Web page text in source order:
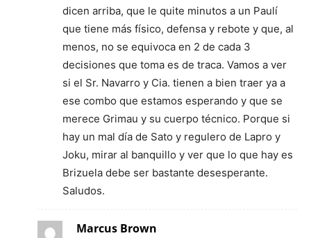
dicen arriba, que le quite minutos a un Paulí
que tiene más físico, defensa y rebote y que, al
menos, no se equivoca en 2 de cada 3
decisiones que toma es de traca. Vamos a ver
si el Sr. Navarro y Cia. tienen a bien traer ya a
ese combo que estamos esperando y que se
merece Grimau y su cuerpo técnico. Porque si
hay un mal día de Sato y regulero de Lapro y
Joku, mirar al banquillo y ver que lo que hay es
Brizuela debe ser bastante desesperante.
Saludos.
Marcus Brown